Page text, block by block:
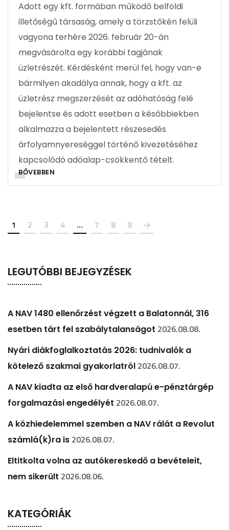
Adott egy kft. formában működő belföldi
illetőségű társaság, amely a törzstőkén felüli
vagyona terhére 2026. február 20-án
megvásárolta egy korábbi tagjának
üzletrészét. Kérdésként merül fel, hogy van-e
bármilyen akadálya annak, hogy a kft. az
üzletrész megszerzését az adóhatóság felé
bejelentse és adott esetben a későbbiekben
alkalmazza a bejelentett részesedés
árfolyamnyereséggel történő kivezetéséhez
kapcsolódó adóalap-csökkentő tételt.
BŐVEBBEN
1 2 3 4 … 7 8 9
LEGUTÓBBI BEJEGYZÉSEK
A NAV 1480 ellenőrzést végzett a Balatonnál, 316
esetben tárt fel szabálytalanságot 2026.08.08.
Nyári diákfoglalkoztatás 2026: tudnivalók a
kötelező szakmai gyakorlatról 2026.08.07.
A NAV kiadta az első hardveralapú e-pénztárgép
forgalmazási engedélyét 2026.08.07.
A közhiedelemmel szemben a NAV rálát a Revolut
számlá(k)ra is 2026.08.07.
Eltitkolta volna az autókereskedő a bevételeit,
nem sikerült 2026.08.06.
KATEGÓRIÁK